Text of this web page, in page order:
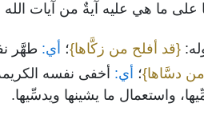
على ما هي عليه آيةٌ من آيات الله
{قد أفلح من زكَّاها}؛ أي: طهَّر
دسَّاها}؛ أي: أخفى نفسه
واستعمال ما يشينها ويدسِّيها.